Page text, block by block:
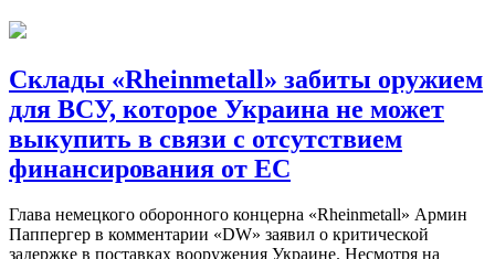
Склады «Rheinmetall» забиты оружием
для ВСУ, которое Украина не может
выкупить в связи с отсутствием
финансирования от ЕС
Глава немецкого оборонного концерна «Rheinmetall» Армин
Паппергер в комментарии «DW» заявил о критической
задержке в поставках вооружения Украине. Несмотря на